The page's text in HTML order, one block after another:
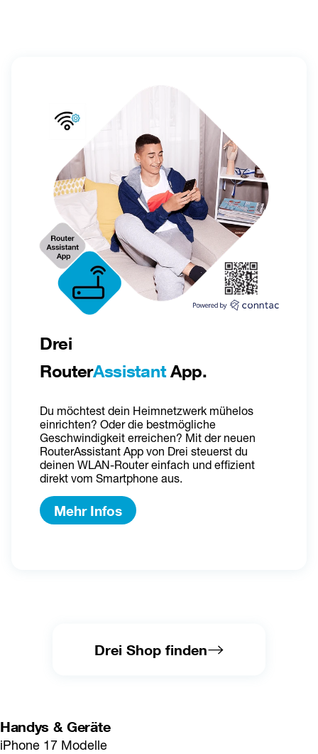
Drei
RouterAssistant App.
Du möchtest dein Heimnetzwerk mühelos
einrichten? Oder die bestmögliche
Geschwindigkeit erreichen? Mit der neuen
RouterAssistant App von Drei steuerst du
deinen WLAN-Router einfach und effizient
direkt vom Smartphone aus.
Mehr Infos
Drei Shop finden
Handys & Geräte
iPhone 17 Modelle